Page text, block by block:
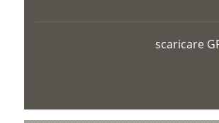
scaricare